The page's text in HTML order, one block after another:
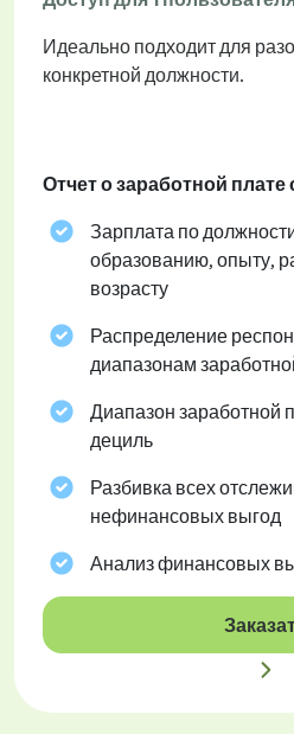
Идеально подходит для
конкретной должности.
Отчет о заработной плате
Зарплата по
образованию, опыту,
возрасту
Распределение
диапазонам
Диапазон заработной
дециль
Разбивка всех
нефинансовых выгод
Анализ финансовых